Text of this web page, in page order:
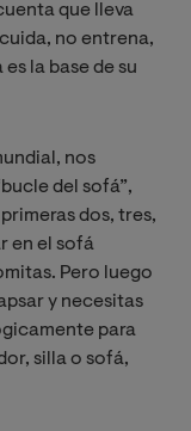
que lleva
no entrena,
la base de su
nos
del sofá”,
dos, tres,
en el sofá
Pero luego
y necesitas
para
silla o sofá,